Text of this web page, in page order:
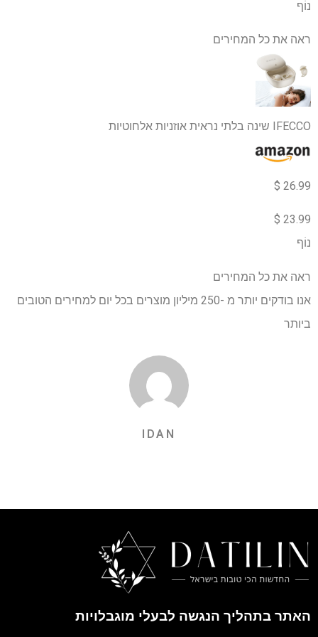
נוֹף
ראה את כל המחירים
IFECCO שינה בלתי נראית אוזניות אלחוטיות
26.99 $
23.99 $
נוֹף
ראה את כל המחירים
אנו בודקים יותר מ -250 מיליון מוצרים בכל יום למחירים הטובים
ביותר
IDAN
האתר בתהליך הנגשה לבעלי מוגבלויות